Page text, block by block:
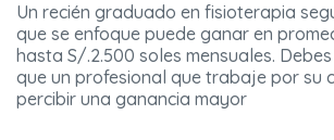
Un recién graduado en fisioterapia
que se enfoque puede ganar en
hasta S/.2.500 soles mensuales.
que un profesional que trabaje por su
percibir una ganancia mayor